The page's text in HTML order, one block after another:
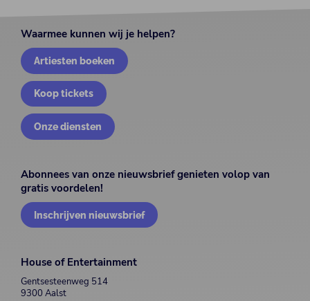
Waarmee kunnen wij je helpen?
Artiesten boeken
Koop tickets
Onze diensten
Abonnees van onze nieuwsbrief genieten volop van
gratis voordelen!
Inschrijven nieuwsbrief
House of Entertainment
Gentsesteenweg 514
9300 Aalst